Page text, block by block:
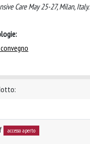
Care May 25-27, Milan, Italy.
accesso aperto